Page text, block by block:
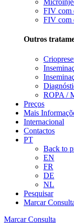
FIV com
FIV com
Outros
ROPA /
Preços
Mais
Internacional
Contactos
PT
Back to
EN
FR
DE
NL
Pesquisar
Marcar
Marcar Consulta